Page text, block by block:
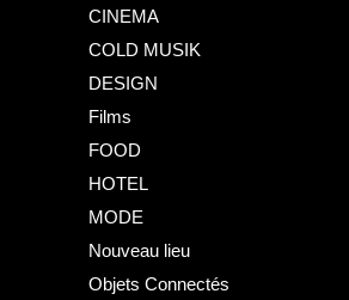
CINEMA
COLD MUSIK
DESIGN
Films
FOOD
HOTEL
MODE
Nouveau lieu
Objets Connectés